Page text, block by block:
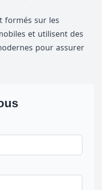
formés sur les
et utilisent des
pour assurer